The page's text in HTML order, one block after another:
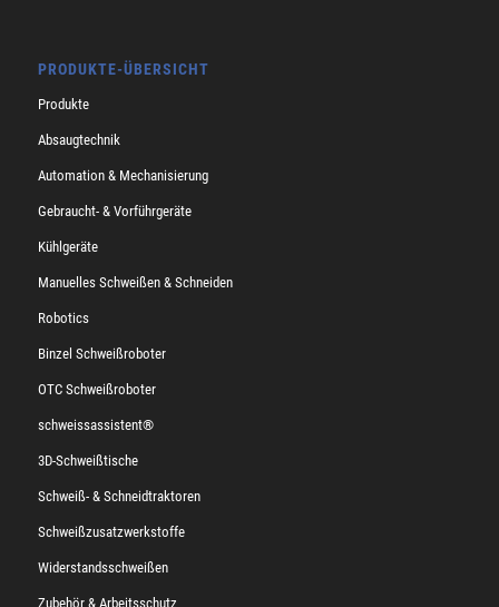
PRODUKTE-ÜBERSICHT
Produkte
Absaugtechnik
Automation & Mechanisierung
Gebraucht- & Vorführgeräte
Kühlgeräte
Manuelles Schweißen & Schneiden
Robotics
Binzel Schweißroboter
OTC Schweißroboter
schweissassistent®
3D-Schweißtische
Schweiß- & Schneidtraktoren
Schweißzusatzwerkstoffe
Widerstandsschweißen
Zubehör & Arbeitsschutz